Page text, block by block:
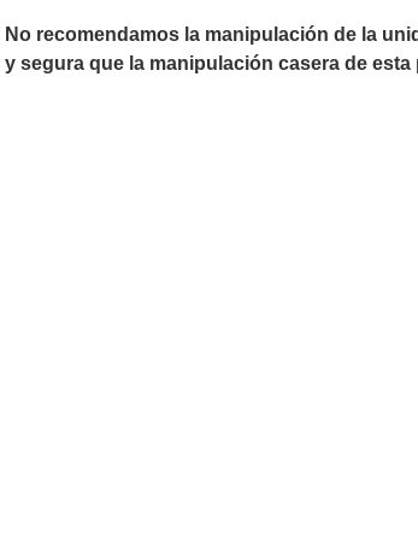
No recomendamos la manipulación de la
y segura que la manipulación casera de